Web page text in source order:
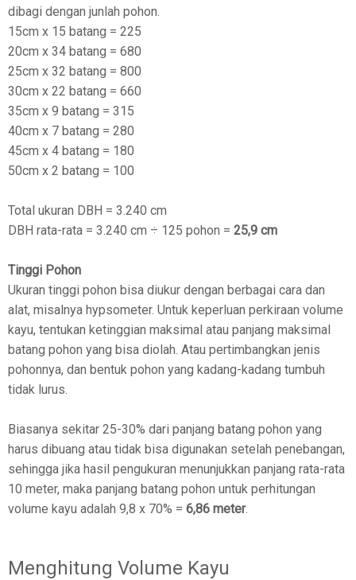
dibagi dengan junlah pohon.
15cm x 15 batang = 225
20cm x 34 batang = 680
25cm x 32 batang = 800
30cm x 22 batang = 660
35cm x 9 batang = 315
40cm x 7 batang = 280
45cm x 4 batang = 180
50cm x 2 batang = 100
Total ukuran DBH = 3.240 cm
DBH rata-rata = 3.240 cm ÷ 125 pohon = 25,9 cm
Tinggi Pohon
Ukuran tinggi pohon bisa diukur dengan berbagai cara dan
alat, misalnya hypsometer. Untuk keperluan perkiraan volume
kayu, tentukan ketinggian maksimal atau panjang maksimal
batang pohon yang bisa diolah. Atau pertimbangkan jenis
pohonnya, dan bentuk pohon yang kadang-kadang tumbuh
tidak lurus.
Biasanya sekitar 25-30% dari panjang batang pohon yang
harus dibuang atau tidak bisa digunakan setelah penebangan,
sehingga jika hasil pengukuran menunjukkan panjang rata-rata
10 meter, maka panjang batang pohon untuk perhitungan
volume kayu adalah 9,8 x 70% = 6,86 meter.
Menghitung Volume Kayu